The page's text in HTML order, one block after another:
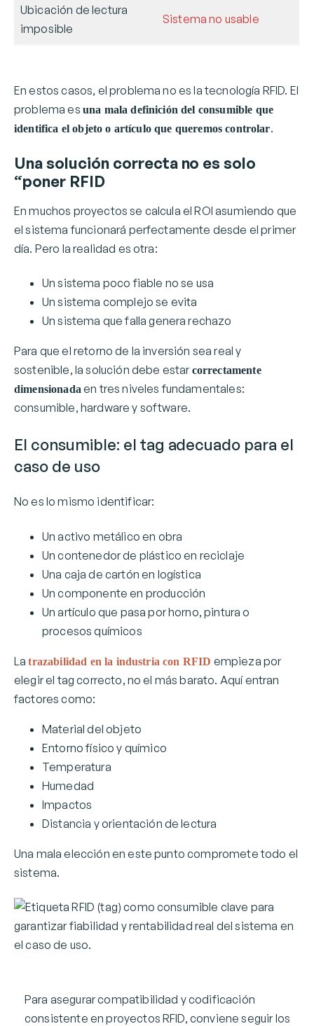
Ubicación de lectura
imposible
Sistema no usable
En estos casos, el problema no es la tecnología RFID. El
problema es una mala definición del consumible que
identifica el objeto o artículo que queremos controlar.
Una solución correcta no es solo
“poner RFID
En muchos proyectos se calcula el ROI asumiendo que
el sistema funcionará perfectamente desde el primer
día. Pero la realidad es otra:
Un sistema poco fiable no se usa
Un sistema complejo se evita
Un sistema que falla genera rechazo
Para que el retorno de la inversión sea real y
sostenible, la solución debe estarcorrectamente
dimensionadaen tres niveles fundamentales:
consumible, hardware y software.
El consumible: el tag adecuado para el
caso de uso
No es lo mismo identificar:
Un activo metálico en obra
Un contenedor de plástico en reciclaje
Una caja de cartón en logística
Un componente en producción
Un artículo que pasa por horno, pintura o
procesos químicos
Latrazabilidad en la industria con RFID empieza por
elegir el tag correcto, no el más barato. Aquí entran
factores como:
Material del objeto
Entorno físico y químico
Temperatura
Humedad
Impactos
Distancia y orientación de lectura
Una mala elección en este punto compromete todo el
sistema.
Para asegurar compatibilidad y codificación
consistente en proyectos RFID, conviene seguir los